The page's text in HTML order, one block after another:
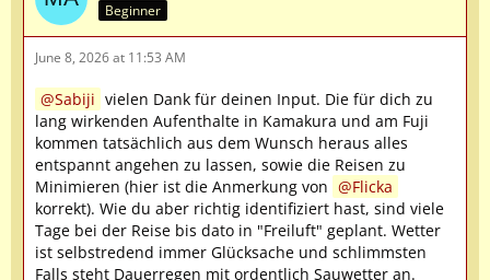
Beginner
June 8, 2026 at 11:53 AM
Sabiji vielen Dank für deinen Input. Die für dich zu
lang wirkenden Aufenthalte in Kamakura und am Fuji
kommen tatsächlich aus dem Wunsch heraus alles
entspannt angehen zu lassen, sowie die Reisen zu
Minimieren (hier ist die Anmerkung von
Flicka
korrekt). Wie du aber richtig identifiziert hast, sind viele
Tage bei der Reise bis dato in "Freiluft" geplant. Wetter
ist selbstredend immer Glücksache und schlimmsten
Falls steht Dauerregen mit ordentlich Sauwetter an.